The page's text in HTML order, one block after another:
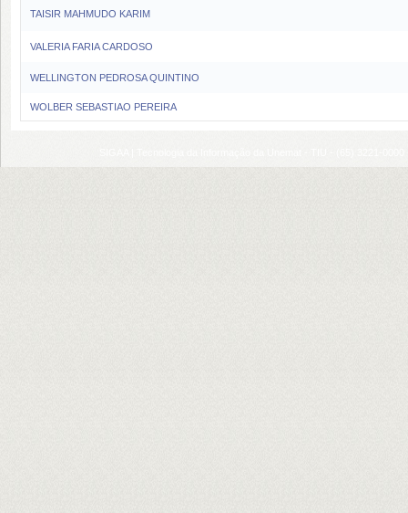
TAISIR MAHMUDO KARIM
VALERIA FARIA CARDOSO
WELLINGTON PEDROSA QUINTINO
WOLBER SEBASTIAO PEREIRA